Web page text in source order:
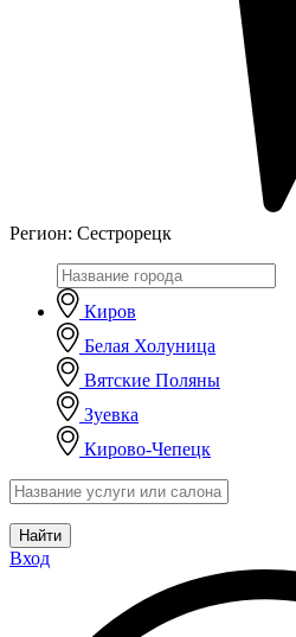
Регион: Сестрорецк
Киров
Белая Холуница
Вятские Поляны
Зуевка
Кирово-Чепецк
Найти
Вход